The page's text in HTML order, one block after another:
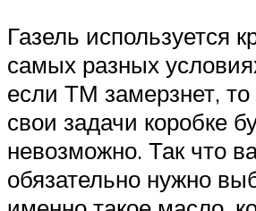
Газель используется
самых разных
если ТМ замерзнет,
свои задачи коробке
невозможно. Так что
обязательно нужно